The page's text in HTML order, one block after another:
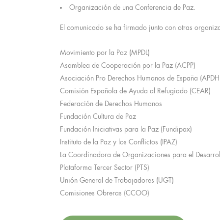
Organización de una Conferencia de Paz.
El comunicado se ha firmado junto con otras
Movimiento por la Paz (MPDL)
Asamblea de Cooperación por la Paz (ACPP)
Asociación Pro Derechos Humanos de España
Comisión Española de Ayuda al Refugiado (CEAR)
Federación de Derechos Humanos
Fundación Cultura de Paz
Fundación Iniciativas para la Paz (Fundipax)
Instituto de la Paz y los Conflictos (IPAZ)
La Coordinadora de Organizaciones para el
Plataforma Tercer Sector (PTS)
Unión General de Trabajadores (UGT)
Comisiones Obreras (CCOO)